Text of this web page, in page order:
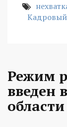
Режим
введен
области